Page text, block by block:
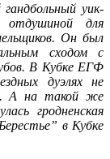
уик-
для
Он был
сходом с
В Кубке ЕГФ
дуэлях не
А на такой же
гродненская
в Кубке